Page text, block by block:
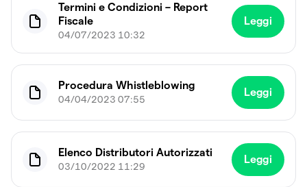
Termini e Condizioni – Report
Fiscale
04/07/2023 10:32
Leggi
Procedura Whistleblowing
04/04/2023 07:55
Leggi
Elenco Distributori Autorizzati
03/10/2022 11:29
Leggi